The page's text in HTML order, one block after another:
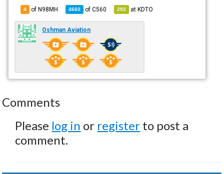
4 of N98MH 4660 ofC560 293 atKDTO
Oshman Aviation
Comments
Please log in or register to post a
comment.